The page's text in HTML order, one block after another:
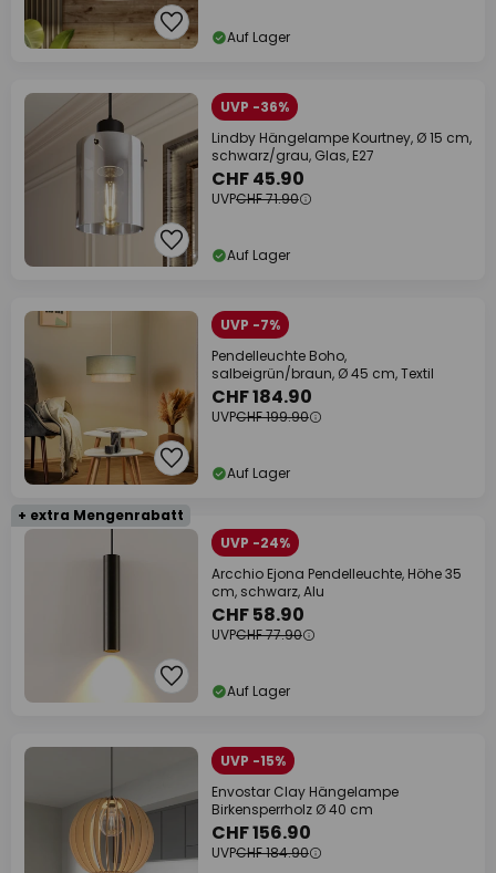
Auf Lager
UVP -36%
Lindby Hängelampe Kourtney, Ø 15 cm,
schwarz/grau, Glas, E27
CHF 45.90
UVPCHF 71.90
Auf Lager
UVP -7%
Pendelleuchte Boho,
salbeigrün/braun, Ø 45 cm, Textil
CHF 184.90
UVPCHF 199.90
Auf Lager
+ extra Mengenrabatt
UVP -24%
Arcchio Ejona Pendelleuchte, Höhe 35
cm, schwarz, Alu
CHF 58.90
UVPCHF 77.90
Auf Lager
UVP -15%
Envostar Clay Hängelampe
Birkensperrholz Ø 40 cm
CHF 156.90
UVPCHF 184.90